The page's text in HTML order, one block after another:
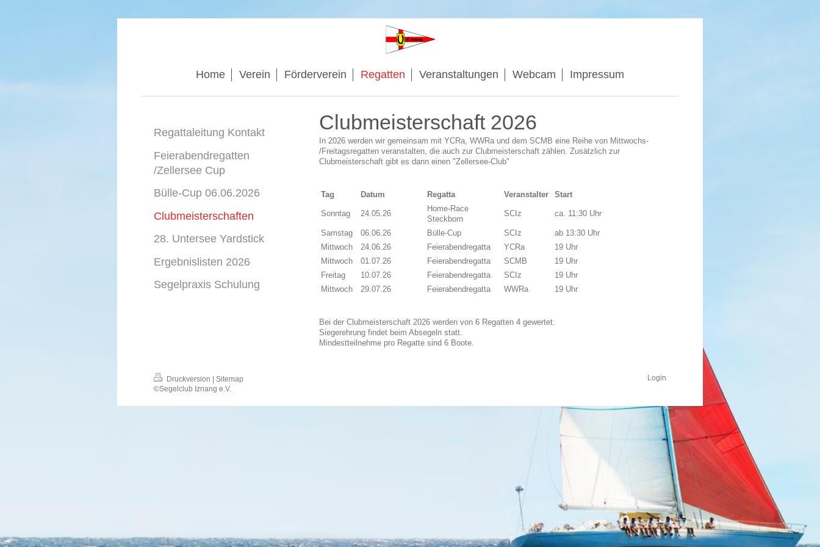
Home Verein Förderverein Regatten Veranstaltungen Webcam Impressum
Clubmeisterschaft 2026
In 2026 werden wir gemeinsam mit YCRa, WWRa und dem SCMB eine Reihe von Mittwochs-
/Freitagsregatten veranstalten, die auch zur Clubmeisterschaft zählen. Zusätzlich zur
Clubmeisterschaft gibt es dann einen "Zellersee-Club"
Tag Datum Regatta Veranstalter Start
Sonntag 24.05.26
Home-Race
Steckborn
SCIz ca. 11:30 Uhr
Samstag 06.06.26 Bülle-Cup SCIz
ab 13:30 Uhr
Mittwoch
24.06.26 Feierabendregatta YCRa
19 Uhr
Mittwoch
01.07.26 Feierabendregatta SCMB
19 Uhr
Freitag
10.07.26 Feierabendregatta SCIz
19 Uhr
Mittwoch
29.07.26 Feierabendregatta WWRa 19 Uhr
Bei der Clubmeisterschaft 2026 werden von 6 Regatten 4 gewertet.
Siegerehrung findet beim Absegeln statt.
Mindestteilnehme pro Regatte sind 6 Boote.
Regattaleitung Kontakt
Feierabendregatten
/Zellersee Cup
Bülle-Cup 06.06.2026
Clubmeisterschaften
28. Untersee Yardstick
Ergebnislisten 2026
Segelpraxis Schulung
Druckversion | Sitemap
©Segelclub Iznang e.V.
Login